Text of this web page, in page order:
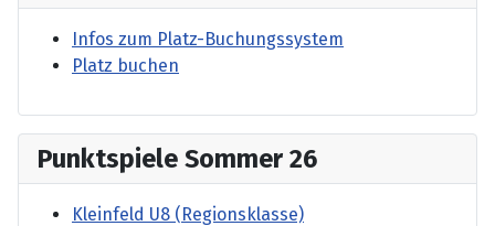
Infos zum Platz-Buchungssystem
Platz buchen
Punktspiele Sommer 26
Kleinfeld U8 (Regionsklasse)